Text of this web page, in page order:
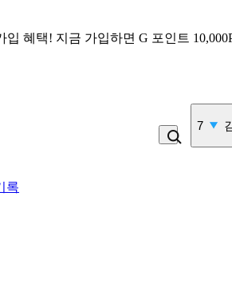
입 혜택! 지금 가입하면 G 포인트
7
록